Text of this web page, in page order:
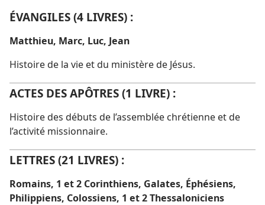
ÉVANGILES (4 LIVRES) :
Matthieu, Marc, Luc, Jean
Histoire de la vie et du ministère de Jésus.
ACTES DES APÔTRES (1 LIVRE) :
Histoire des débuts de l’assemblée chrétienne et de
l’activité missionnaire.
LETTRES (21 LIVRES) :
Romains, 1 et2 Corinthiens, Galates, Éphésiens,
Philippiens, Colossiens, 1 et2 Thessaloniciens